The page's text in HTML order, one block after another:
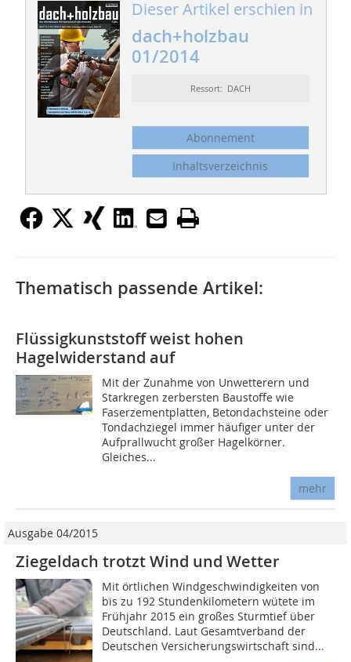
Dieser Artikel erschien in
dach+holzbau
01/2014
Ressort: DACH
Abonnement
Inhaltsverzeichnis
Thematisch passende Artikel:
Flüssigkunststoff weist hohen
Hagelwiderstand auf
Mit der Zunahme von Unwetterern und
Starkregen zerbersten Baustoffe wie
Faserzementplatten, Betondachsteine oder
Tondachziegel immer häufiger unter der
Aufprallwucht großer Hagelkörner.
Gleiches...
mehr
Ausgabe 04/2015
Ziegeldach trotzt Wind und Wetter
Mit örtlichen Windgeschwindigkeiten von
bis zu 192 Stundenkilometern wütete im
Frühjahr 2015 ein großes Sturmtief über
Deutschland. Laut Gesamtverband der
Deutschen Versicherungswirtschaft sind...